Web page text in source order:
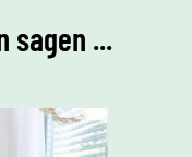
sagen ...